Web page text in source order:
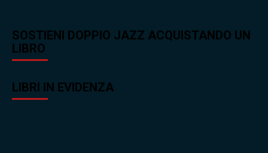
SOSTIENI DOPPIO JAZZ ACQUISTANDO UN
LIBRO
LIBRI IN EVIDENZA